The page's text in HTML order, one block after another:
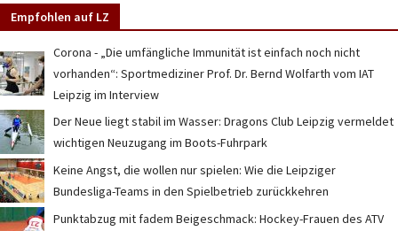
Empfohlen auf LZ
Corona - „Die umfängliche Immunität ist einfach noch nicht
vorhanden“: Sportmediziner Prof. Dr. Bernd Wolfarth vom IAT
Leipzig im Interview
Der Neue liegt stabil im Wasser: Dragons Club Leipzig vermeldet
wichtigen Neuzugang im Boots-Fuhrpark
Keine Angst, die wollen nur spielen: Wie die Leipziger
Bundesliga-Teams in den Spielbetrieb zurückkehren
Punktabzug mit fadem Beigeschmack: Hockey-Frauen des ATV